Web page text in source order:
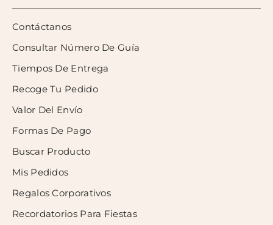
Contáctanos
Consultar Número De Guía
Tiempos De Entrega
Recoge Tu Pedido
Valor Del Envío
Formas De Pago
Buscar Producto
Mis Pedidos
Regalos Corporativos
Recordatorios Para Fiestas